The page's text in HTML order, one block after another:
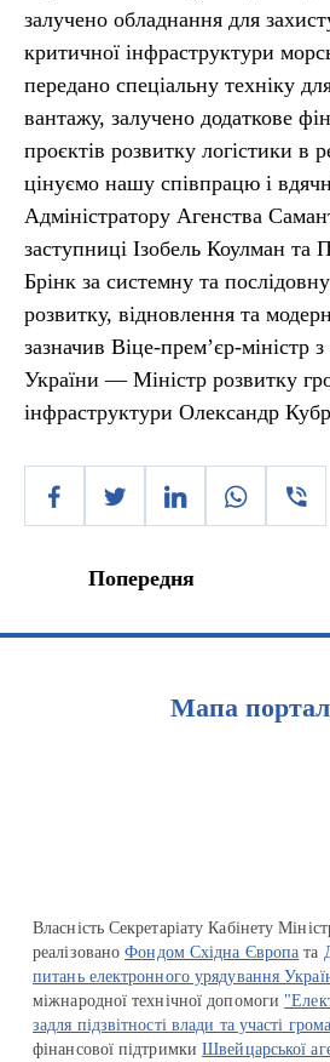
залучено обладнання для
критичної інфраструктури
передано спеціальну техніку
вантажу, залучено додаткове
проєктів розвитку логістики в
цінуємо нашу співпрацю і
Адміністратору Агенства
заступниці Ізобель Коулман
Брінк за системну та
розвитку, відновлення та
зазначив Віце-прем’єр-міністр
України — Міністр розвитку
інфраструктури Олександр
Попередня
Мапа
Власність Секретаріату Кабінету
реалізованоФондом Східна Європа та
питань електронного урядування
міжнародної технічної допомоги
задля підзвітності влади та участі
фінансової підтримкиШвейцарської